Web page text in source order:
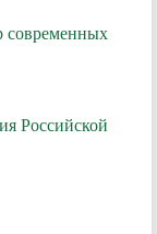
современных
Российской